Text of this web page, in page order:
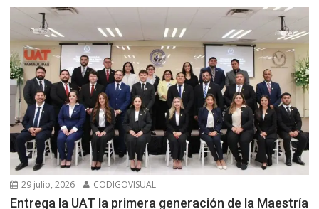
29 julio, 2026 CODIGOVISUAL
Entrega la UAT la primera generación de la Maestría